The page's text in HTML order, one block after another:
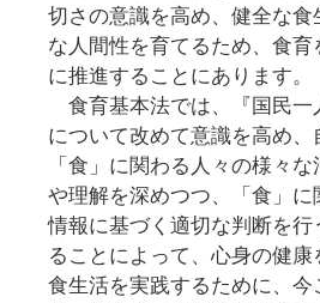
切さの意識を高め、健全な
な人間性を育てるため、食育
に推進することにあります。
食育基本法では、『国民一
について改めて意識を高め、
「食」に関わる人々の様々
や理解を深めつつ、「食」に
情報に基づく適切な判断を行
ることによって、心身の健
食生活を実践するために、今